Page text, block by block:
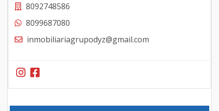
8092748586
8099687080
inmobiliariagrupodyz@gmail.com